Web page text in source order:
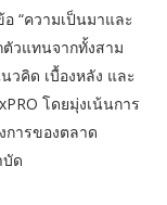
“ความเป็นมาและ
ตัวแทนจากทั้งสาม
วคิด เบื้องหลัง และ
โดยมุ่งเน้นการ
ารของตลาด
บัด